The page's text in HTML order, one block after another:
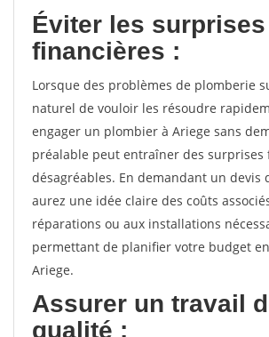
Éviter les surprises
financières :
Lorsque des problèmes de plomberie
naturel de vouloir les résoudre
engager un plombier à Ariege sans
préalable peut entraîner des surprises
désagréables. En demandant un devis
aurez une idée claire des coûts
réparations ou aux installations
permettant de planifier votre budget
Ariege.
Assurer un travail
qualité :